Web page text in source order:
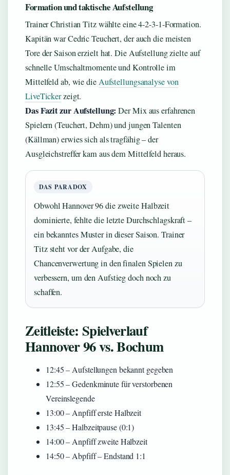
Formation und taktische Aufstellung
Trainer Christian Titz wählte eine 4-2-3-1-Formation.
Kapitän war Cedric Teuchert, der auch die meisten
Tore der Saison erzielt hat. Die Aufstellung zielte auf
schnelle Umschaltmomente und Kontrolle im
Mittelfeld ab, wie dieAufstellungsanalyse von
LiveTickerzeigt.
Das Fazit zur Aufstellung: Der Mix aus erfahrenen
Spielern (Teuchert, Dehm) und jungen Talenten
(Källman) erwies sich als tragfähig – der
Ausgleichstreffer kam aus dem Mittelfeld heraus.
DAS PARADOX
Obwohl Hannover 96 die zweite Halbzeit
dominierte, fehlte die letzte Durchschlagskraft –
ein bekanntes Muster in dieser Saison. Trainer
Titz steht vor der Aufgabe, die
Chancenverwertung in den finalen Spielen zu
verbessern, um den Aufstieg doch noch zu
schaffen.
Zeitleiste: Spielverlauf
Hannover 96 vs. Bochum
12:45 – Aufstellungen bekannt gegeben
12:55 – Gedenkminute für verstorbenen
Vereinslegende
13:00 – Anpfiff erste Halbzeit
13:45 – Halbzeitpause (0:1)
14:00 – Anpfiff zweite Halbzeit
14:50 – Abpfiff – Endstand 1:1